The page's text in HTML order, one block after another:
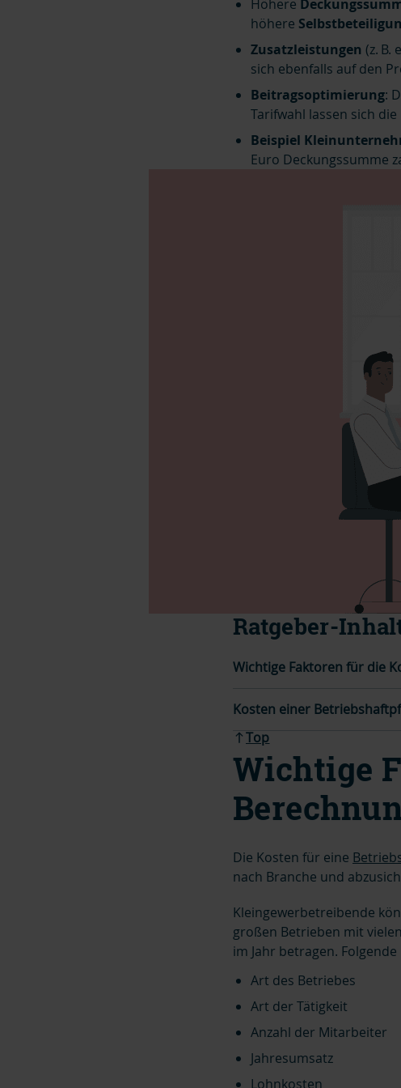
Höhere
höhere
Zusatzleistungen (z.
sich ebenfalls auf den
Beitragsoptimierung:
Tarifwahl lassen sich
Beispiel
Euro Deckungssumme
Ratgeber-
Wichtige Faktoren für die
Kosten einer
Top
Wichtige
Die Kosten für eine
nach Branche und
Kleingewerbetreibende
großen Betrieben mit
im Jahr betragen.
Art des Betriebes
Art der Tätigkeit
Anzahl der Mitarbeiter
Jahresumsatz
Lohnkosten